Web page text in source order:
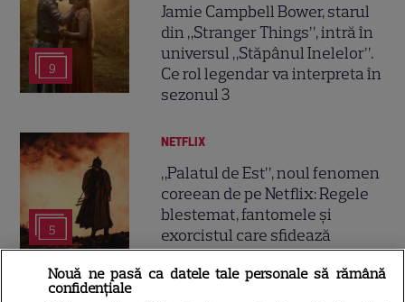
9
Jamie Campbell Bower, starul
din „Stranger Things”, intră în
universul „Stăpânul Inelelor”.
Ce rol legendar va interpreta în
sezonul 3
5
NETFLIX
„Palatul de Est”, noul fenomen
coreean de pe Netflix: Regele
blestemat, fantomele și
exorcistul care sfidează
moartea
Nouă ne pasă ca datele tale personale să rămână
confidențiale